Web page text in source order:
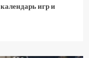
игр и